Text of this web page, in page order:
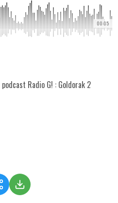
00:05
Radio G! : Goldorak 2